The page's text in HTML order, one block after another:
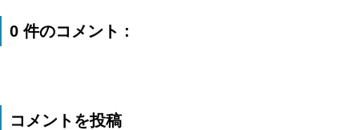
0 件のコメント :
コメントを投稿